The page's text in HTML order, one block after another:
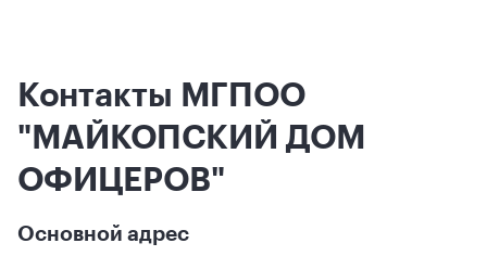
Контакты МГПОО
"МАЙКОПСКИЙ ДОМ
ОФИЦЕРОВ"
Основной адрес